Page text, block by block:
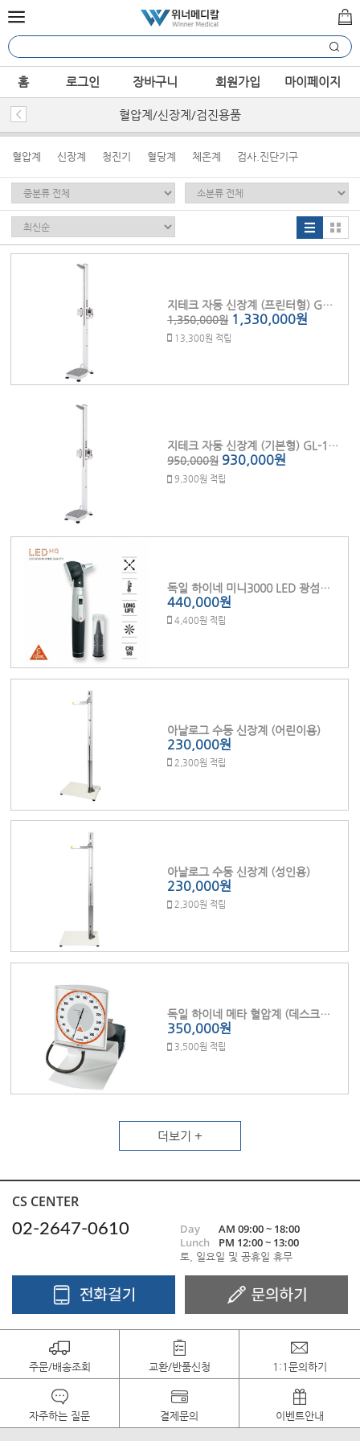
홈 로그인 장바구니 회원가입 마이페이지
혈압계/신장계/검진용품
혈압계 신장계 청진기 혈당계 체온계 검사.진단기구
지테크 자동 신장계 (프린터형) GL-150RP
1,350,000원 1,330,000원
13,300원 적립
지테크 자동 신장계 (기본형) GL-150R
950,000원 930,000원
9,300원 적립
독일 하이네 미니3000 LED 광섬유 검이경 (D70FL)
440,000원
4,400원 적립
아날로그 수동 신장계 (어린이용)
230,000원
2,300원 적립
아날로그 수동 신장계 (성인용)
230,000원
2,300원 적립
독일 하이네 메타 혈압계 (데스크형) XXL-T
350,000원
3,500원 적립
더보기 +
CS CENTER
02-2647-0610
Day
AM 09:00 ~ 18:00
Lunch
PM 12:00 ~ 13:00
토, 일요일 및 공휴일 휴무
주문/배송조회 교환/반품신청 1:1문의하기
자주하는 질문 결제문의 이벤트안내